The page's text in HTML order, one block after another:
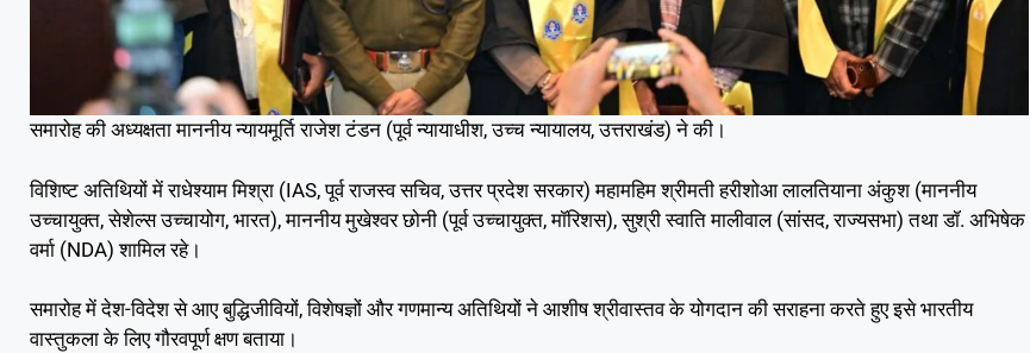
समारोह की अध्यक्षता माननीय न्यायमूर्ति राजेश टंडन (पूर्व न्यायाधीश, उच्च न्यायालय, उत्तराखंड) ने की।
विशिष्ट अतिथियों में राधेश्याम मिश्रा (IAS, पूर्व राजस्व सचिव, उत्तर प्रदेश सरकार) महामहिम श्रीमती हरीशोआ लालतियाना अंकुश (माननीय
उच्चायुक्त, सेशेल्स उच्चायोग, भारत), माननीय मुखेश्वर छोनी (पूर्व उच्चायुक्त, मॉरिशस), सुश्री स्वाति मालीवाल (सांसद, राज्यसभा) तथा डॉ. अभिषेक
वर्मा (NDA) शामिल रहे।
समारोह में देश-विदेश से आए बुद्धिजीवियों, विशेषज्ञों और गणमान्य अतिथियों ने आशीष श्रीवास्तव के योगदान की सराहना करते हुए इसे भारतीय
वास्तुकला के लिए गौरवपूर्ण क्षण बताया।